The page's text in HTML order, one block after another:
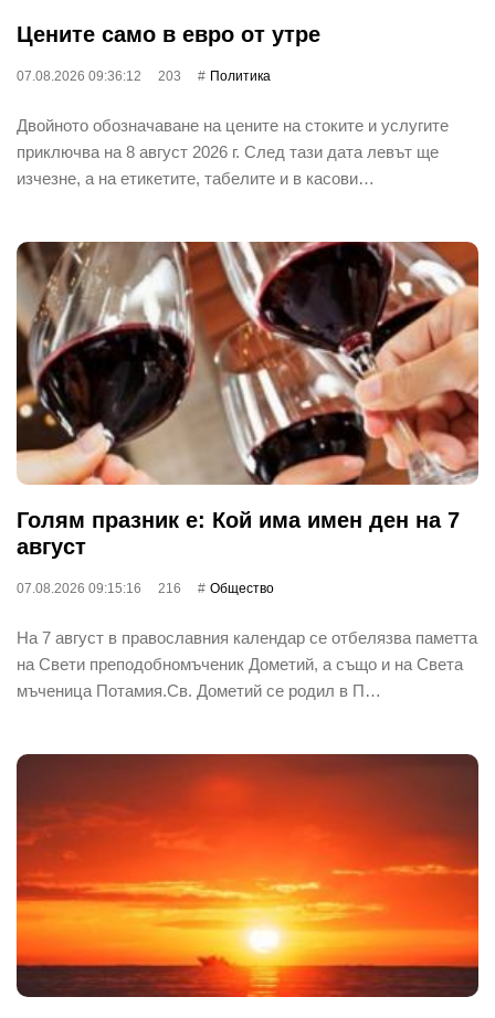
Цените само в евро от утре
07.08.2026 09:36:12 203 Политика
Двойното обозначаване на цените на стоките и услугите
приключва на 8 август 2026 г. След тази дата левът ще
изчезне, а на етикетите, табелите и в касови…
Голям празник е: Кой има имен ден на 7
август
07.08.2026 09:15:16 216 Общество
На 7 август в православния календар се отбелязва паметта
на Свети преподобномъченик Дометий, а също и на Света
мъченица Потамия.Св. Дометий се родил в П…